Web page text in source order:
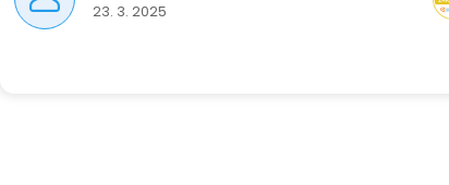
23. 3. 2025